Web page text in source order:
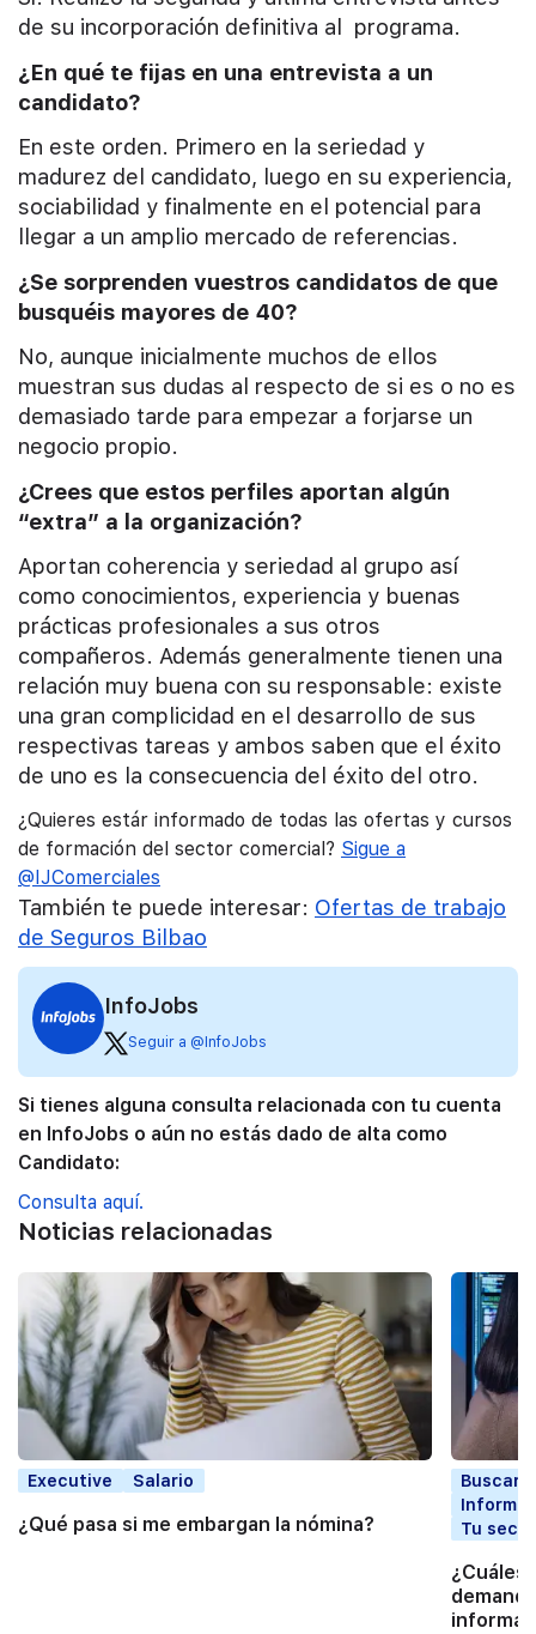
de su incorporación definitiva al programa.
¿En qué te fijas en una entrevista a un
candidato?
En este orden. Primero en la seriedad y
madurez del candidato, luego en su experiencia,
sociabilidad y finalmente en el potencial para
llegar a un amplio mercado de referencias.
¿Se sorprenden vuestros candidatos de que
busquéis mayores de 40?
No, aunque inicialmente muchos de ellos
muestran sus dudas al respecto de si es o no es
demasiado tarde para empezar a forjarse un
negocio propio.
¿Crees que estos perfiles aportan algún
“extra” a la organización?
Aportan coherencia y seriedad al grupo así
como conocimientos, experiencia y buenas
prácticas profesionales a sus otros
compañeros. Además generalmente tienen una
relación muy buena con su responsable: existe
una gran complicidad en el desarrollo de sus
respectivas tareas y ambos saben que el éxito
de uno es la consecuencia del éxito del otro.
¿Quieres estár informado de todas las ofertas y cursos
de formación del sector comercial? Sigue a
@IJComerciales
También te puede interesar: Ofertas de trabajo
de Seguros Bilbao
InfoJobs
Seguir a @InfoJobs
Si tienes alguna consulta relacionada con tu cuenta
en InfoJobs o aún no estás dado de alta como
Candidato:
Consulta aquí.
Noticias relacionadas
Executive Salario
¿Qué pasa si me embargan la nómina?
Buscar
Tu
¿Cuáles